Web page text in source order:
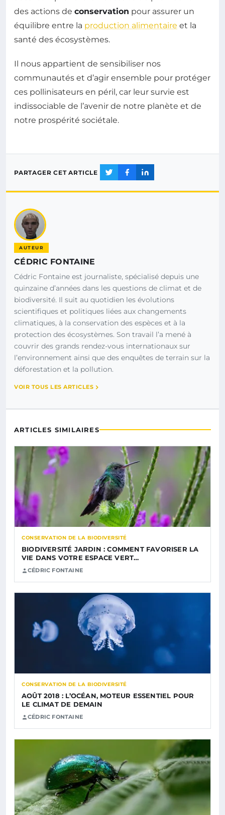
des actions de conservation pour assurer un
équilibre entre la production alimentaire et la
santé des écosystèmes.
Il nous appartient de sensibiliser nos
communautés et d’agir ensemble pour protéger
ces pollinisateurs en péril, car leur survie est
indissociable de l’avenir de notre planète et de
notre prospérité sociétale.
PARTAGER CET ARTICLE
AUTEUR
CÉDRIC FONTAINE
Cédric Fontaine est journaliste, spécialisé depuis une
quinzaine d’années dans les questions de climat et de
biodiversité. Il suit au quotidien les évolutions
scientifiques et politiques liées aux changements
climatiques, à la conservation des espèces et à la
protection des écosystèmes. Son travail l’a mené à
couvrir des grands rendez-vous internationaux sur
l’environnement ainsi que des enquêtes de terrain sur la
déforestation et la pollution.
VOIR TOUS LES ARTICLES
ARTICLES SIMILAIRES
CONSERVATION DE LA BIODIVERSITÉ
BIODIVERSITÉ JARDIN : COMMENT FAVORISER LA
VIE DANS VOTRE ESPACE VERT…
CÉDRIC FONTAINE
CONSERVATION DE LA BIODIVERSITÉ
AOÛT 2018 : L’OCÉAN, MOTEUR ESSENTIEL POUR
LE CLIMAT DE DEMAIN
CÉDRIC FONTAINE